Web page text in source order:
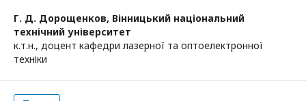
Г. Д. Дорощенков, Вінницький національний
технічний університет
к.т.н., доцент кафедри лазерної та оптоелектронної
техніки